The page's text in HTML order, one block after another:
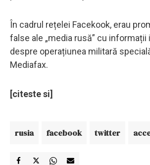
În cadrul rețelei Facekook, erau
false ale „media rusă” cu
despre operațiunea militară
Mediafax.
[citeste si]
rusia facebook twitter